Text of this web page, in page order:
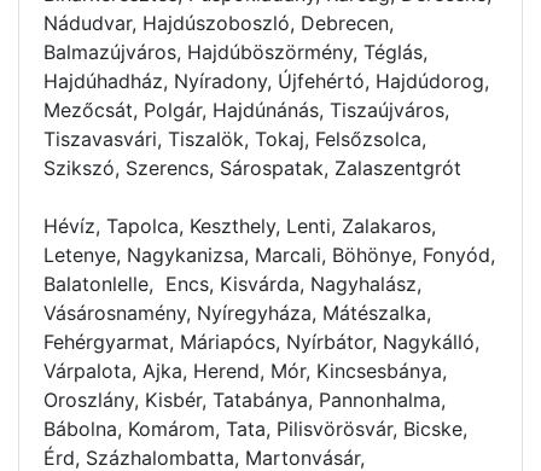
Nádudvar, Hajdúszoboszló, Debrecen,
Balmazújváros, Hajdúböszörmény, Téglás,
Hajdúhadház, Nyíradony, Újfehértó, Hajdúdorog,
Mezőcsát, Polgár, Hajdúnánás, Tiszaújváros,
Tiszavasvári, Tiszalök, Tokaj, Felsőzsolca,
Szikszó, Szerencs, Sárospatak, Zalaszentgrót
Hévíz, Tapolca, Keszthely, Lenti, Zalakaros,
Letenye, Nagykanizsa, Marcali, Böhönye, Fonyód,
Balatonlelle, Encs, Kisvárda, Nagyhalász,
Vásárosnamény, Nyíregyháza, Mátészalka,
Fehérgyarmat, Máriapócs, Nyírbátor, Nagykálló,
Várpalota, Ajka, Herend, Mór, Kincsesbánya,
Oroszlány, Kisbér, Tatabánya, Pannonhalma,
Bábolna, Komárom, Tata, Pilisvörösvár, Bicske,
Érd, Százhalombatta, Martonvásár,